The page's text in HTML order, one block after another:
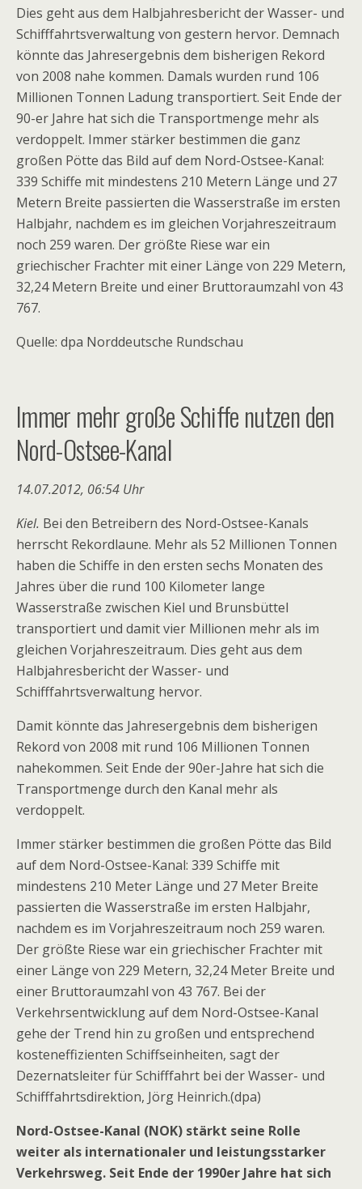
Dies geht aus dem Halbjahresbericht der Wasser- und
Schifffahrtsverwaltung von gestern hervor. Demnach
könnte das Jahresergebnis dem bisherigen Rekord
von 2008 nahe kommen. Damals wurden rund 106
Millionen Tonnen Ladung transportiert. Seit Ende der
90-er Jahre hat sich die Transportmenge mehr als
verdoppelt. Immer stärker bestimmen die ganz
großen Pötte das Bild auf dem Nord-Ostsee-Kanal:
339 Schiffe mit mindestens 210 Metern Länge und 27
Metern Breite passierten die Wasserstraße im ersten
Halbjahr, nachdem es im gleichen Vorjahreszeitraum
noch 259 waren. Der größte Riese war ein
griechischer Frachter mit einer Länge von 229 Metern,
32,24 Metern Breite und einer Bruttoraumzahl von 43
767.
Quelle: dpa Norddeutsche Rundschau
Immer mehr große Schiffe nutzen den
Nord-Ostsee-Kanal
14.07.2012, 06:54 Uhr
Kiel. Bei den Betreibern des Nord-Ostsee-Kanals
herrscht Rekordlaune. Mehr als 52 Millionen Tonnen
haben die Schiffe in den ersten sechs Monaten des
Jahres über die rund 100 Kilometer lange
Wasserstraße zwischen Kiel und Brunsbüttel
transportiert und damit vier Millionen mehr als im
gleichen Vorjahreszeitraum. Dies geht aus dem
Halbjahresbericht der Wasser- und
Schifffahrtsverwaltung hervor.
Damit könnte das Jahresergebnis dem bisherigen
Rekord von 2008 mit rund 106 Millionen Tonnen
nahekommen. Seit Ende der 90er-Jahre hat sich die
Transportmenge durch den Kanal mehr als
verdoppelt.
Immer stärker bestimmen die großen Pötte das Bild
auf dem Nord-Ostsee-Kanal: 339 Schiffe mit
mindestens 210 Meter Länge und 27 Meter Breite
passierten die Wasserstraße im ersten Halbjahr,
nachdem es im Vorjahreszeitraum noch 259 waren.
Der größte Riese war ein griechischer Frachter mit
einer Länge von 229 Metern, 32,24 Meter Breite und
einer Bruttoraumzahl von 43 767. Bei der
Verkehrsentwicklung auf dem Nord-Ostsee-Kanal
gehe der Trend hin zu großen und entsprechend
kosteneffizienten Schiffseinheiten, sagt der
Dezernatsleiter für Schifffahrt bei der Wasser- und
Schifffahrtsdirektion, Jörg Heinrich.(dpa)
Nord-Ostsee-Kanal (NOK) stärkt seine Rolle
weiter als internationaler und leistungsstarker
Verkehrsweg. Seit Ende der 1990er Jahre hat sich